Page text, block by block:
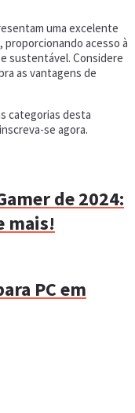
uma excelente
acesso à
sustentável. Considere
as vantagens de
categorias desta
se agora.
de 2024:
mais!
PC em